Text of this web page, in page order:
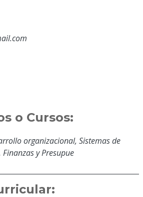
o Cursos:
organizacional, Sistemas de
y Presupue